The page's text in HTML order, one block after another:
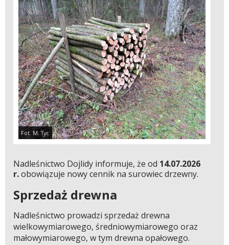
Fot. M. Tyc
Nadleśnictwo Dojlidy informuje, że od 14.07.2026
r.obowiązuje nowy cennik na surowiec drzewny.
Sprzedaż drewna
Nadleśnictwo prowadzi sprzedaż drewna
wielkowymiarowego, średniowymiarowego oraz
małowymiarowego, w tym drewna opałowego.